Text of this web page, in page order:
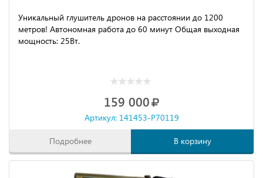
Уникальный глушитель дронов на расстоянии до 1200
метров! Автономная работа до 60 минут Общая выходная
мощность: 25Вт.
159 000
Артикул: 141453-P70119
Подробнее В корзину